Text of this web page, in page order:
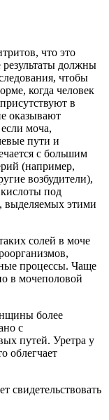
что это
результаты должны
чтобы
когда человек
в
оказывают
моча,
пути и
с большим
(например,
возбудители),
под
выделяемых этими
солей в моче
процессы. Чаще
в мочеполовой
более
с
путей. Уретра у
облегчает
свидетельствовать